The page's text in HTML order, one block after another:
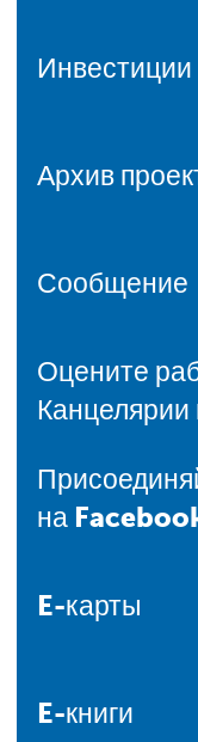
Инвестиции
Архив
Сообщение
Оцените работу
Канцелярии
Присоединяйтесь к нам
на
E-карты
E-книги